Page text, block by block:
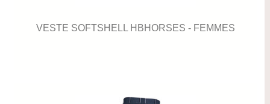
VESTE SOFTSHELL HBHORSES - FEMMES